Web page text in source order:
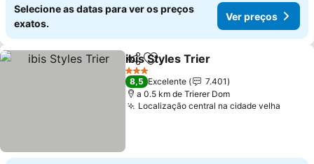
Selecione as datas para ver os preços
exatos.
Ver preços
PartilharAdicionar aos favoritos
ibis Styles Trier
3 Estrelas
8,5 Excelente
7.401
a 0.5 km de Trierer Dom
Localização central na cidade velha